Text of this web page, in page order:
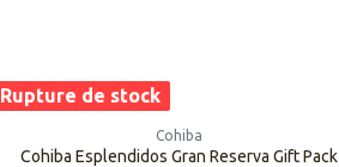
Rupture de stock
Cohiba
Cohiba Esplendidos Gran Reserva Gift Pack